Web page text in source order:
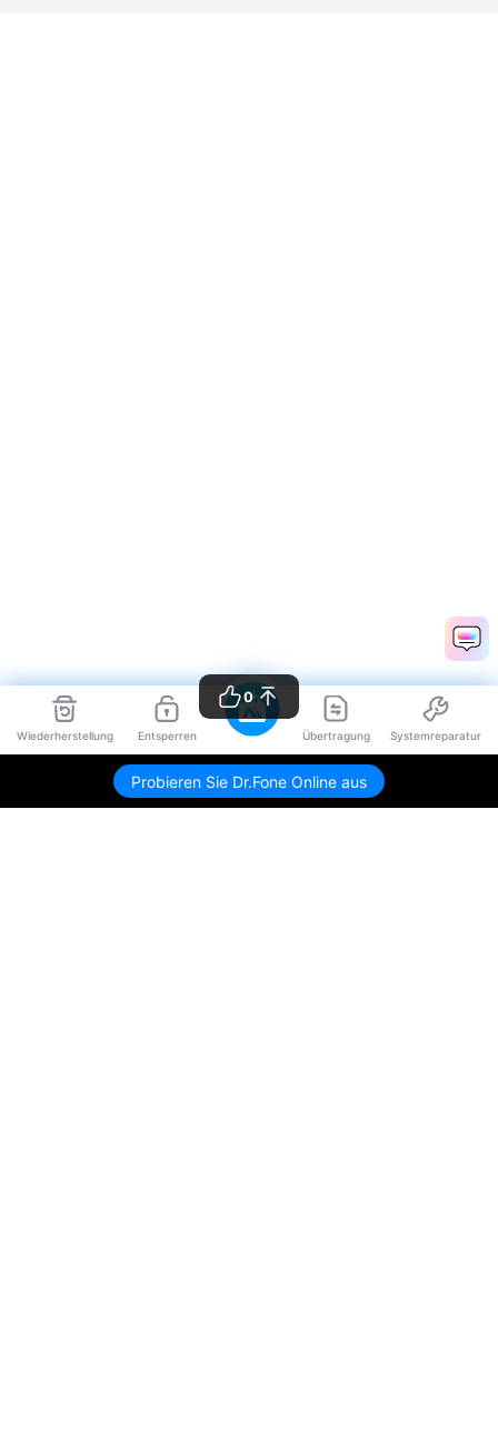
Wiederherstellung Entsperren Übertragung Systemreparatur
Probieren Sie Dr.Fone Online aus
0